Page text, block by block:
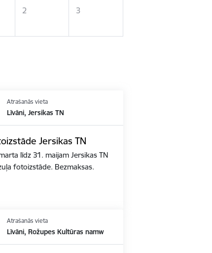
2 3
Atrašanās vieta
Līvāni, Jersikas TN
Jersikas TN
līdz 31. maijam Jersikas TN
fotoizstāde. Bezmaksas.
Atrašanās vieta
Līvāni, Rožupes Kultūras namw